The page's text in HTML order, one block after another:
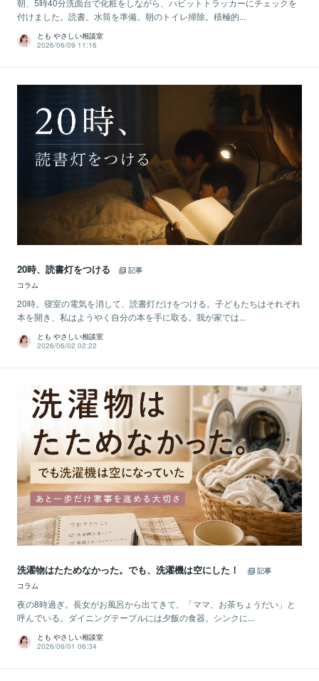
朝、5時40分洗面台で化粧をしながら、ハビットトラッカーにチェックを
付けました。読書。水筒を準備。朝のトイレ掃除。積極的...
とも やさしい相談室
2026/06/09 11:16
20時、読書灯をつける
記事
コラム
20時。寝室の電気を消して、読書灯だけをつける。子どもたちはそれぞれ
本を開き、私はようやく自分の本を手に取る。我が家では...
とも やさしい相談室
2026/06/02 02:22
洗濯物はたためなかった。でも、洗濯機は空にした！
記事
コラム
夜の8時過ぎ。長女がお風呂から出てきて、「ママ、お茶ちょうだい」と
呼んでいる。ダイニングテーブルには夕飯の食器。シンクに...
とも やさしい相談室
2026/06/01 06:34